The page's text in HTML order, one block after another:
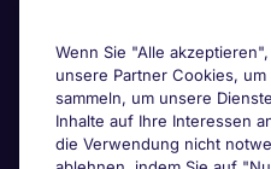
Awards & Zertifizierungen
Wenn Sie "Alle
unsere Partner Cookies,
sammeln, um unsere
Inhalte auf Ihre Interessen
die Verwendung nicht